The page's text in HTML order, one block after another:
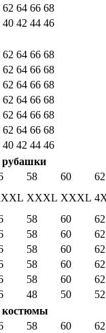
62 64 66 68
40 42 44 46
62 64 66 68
62 64 66 68
62 64 66 68
62 64 66 68
62 64 66 68
62 64 66 68
40 42 44 46
рубашки
58 60
62
XXXL XXXL
58 60
62
58 60
62
58 60
62
58 60
62
58 60
62
48 50
52
58 60
62